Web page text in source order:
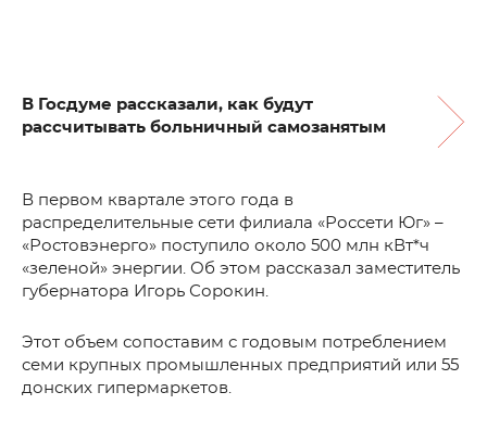
В Госдуме рассказали, как будут
рассчитывать больничный самозанятым
В первом квартале этого года в
распределительные сети филиала «Россети Юг» –
«Ростовэнерго» поступило около 500 млн кВт*ч
«зеленой» энергии. Об этом рассказал заместитель
губернатора Игорь Сорокин.
Этот объем сопоставим с годовым потреблением
семи крупных промышленных предприятий или 55
донских гипермаркетов.